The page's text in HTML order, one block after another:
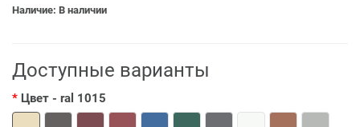
Наличие: В наличии
Доступные варианты
Цвет - ral 1015